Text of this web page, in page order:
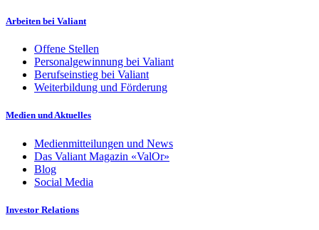
Arbeiten bei Valiant
Offene Stellen
Personalgewinnung bei Valiant
Berufseinstieg bei Valiant
Weiterbildung und Förderung
Medien und Aktuelles
Medienmitteilungen und News
Das Valiant Magazin «ValOr»
Blog
Social Media
Investor Relations